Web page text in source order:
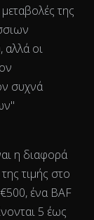
της
αλλά οι
συχνά
η διαφορά
τιμής στο
ένα BAF
5 έως